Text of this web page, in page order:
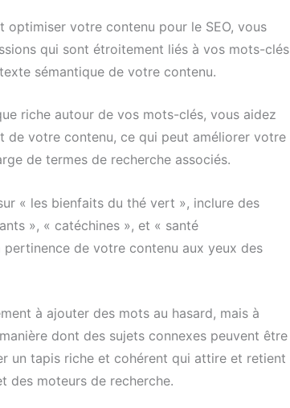
optimiser votre contenu pour le SEO, vous
qui sont étroitement liés à vos mots-clés
sémantique de votre contenu.
riche autour de vos mots-clés, vous aidez
de votre contenu, ce qui peut améliorer votre
de termes de recherche associés.
« les bienfaits du thé vert », inclure des
», « catéchines », et « santé
de votre contenu aux yeux des
à ajouter des mots au hasard, mais à
dont des sujets connexes peuvent être
un tapis riche et cohérent qui attire et retient
des moteurs de recherche.